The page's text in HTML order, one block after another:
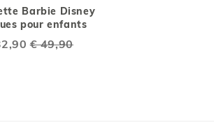
Barbie Disney
pour enfants
€ 49,90